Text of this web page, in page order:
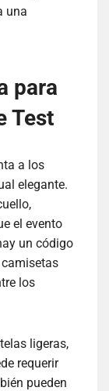
una
para
Test
a los
elegante.
el evento
un código
los
ligeras,
requerir
pueden